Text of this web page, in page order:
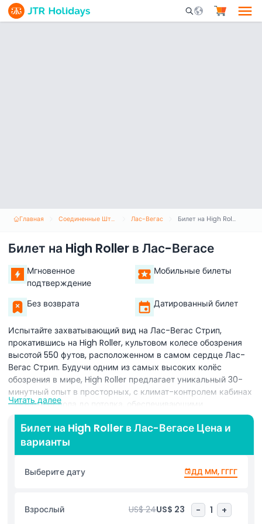
Mobile Search
Главная Соединенные Штаты Америки Лас-Вегас Билет на High Roller в Лас-Вегасе
Билет на High Roller в Лас-Вегасе
Мгновенное
подтверждение
Мобильные билеты
Без возврата Датированный билет
Испытайте захватывающий вид на Лас-Вегас Стрип,
прокатившись на High Roller, культовом колесе обозрения
высотой 550 футов, расположенном в самом сердце Лас-
Вегас Стрип. Будучи одним из самых высоких колёс
обозрения в мире, High Roller предлагает уникальный 30-
минутный опыт в просторных, с климат-контролем кабинах
с окнами от пола до потолка, обеспечивающими
непревзойденный панорамный вид на Лас-Вегас и его
ослепительный горизонт. С вашим билетом на High Roller вы
подниметесь высоко над всемирно известными
достопримечательностями, яркими неоновыми огнями и
окружающим пустынным пейзажем. Независимо от того,
ездите ли вы днем, чтобы увидеть город, простирающийся
одинаково впечатляющи. Идеально для семей, пар или
групп друзей, High Roller предоставляет уникальный способ
Читать далее
Билет на High Roller в Лас-Вегасе Цена и
варианты
Выберите дату ДД ММ, ГГГГ
Взрослый US$ 24US$ 23 - 1 +